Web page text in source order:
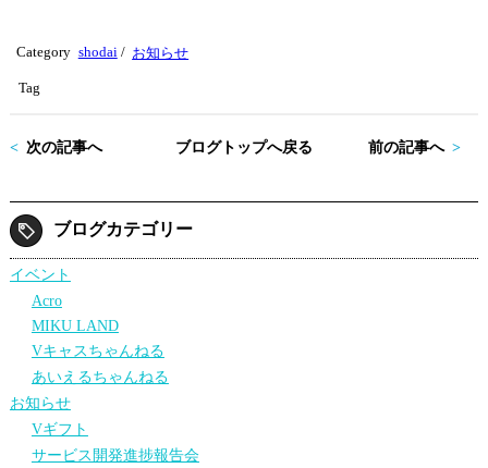
tte bo
Category shodai/ お知らせ
Tag
次の記事へ ブログトップへ戻る 前の記事へ
ブログカテゴリー
イベント
Acro
MIKU LAND
Vキャスちゃんねる
あいえるちゃんねる
お知らせ
Vギフト
サービス開発進捗報告会